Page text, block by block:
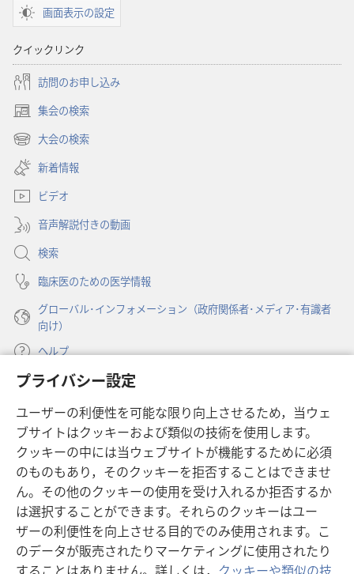
プライバシー設定
ユーザーの利便性を可能な限り向上させるため，当ウェ
ブサイトはクッキーおよび類似の技術を使用します。
クッキーの中には当ウェブサイトが機能するために必須
のものもあり，そのクッキーを拒否することはできませ
ん。その他のクッキーの使用を受け入れるか拒否するか
は選択することができます。それらのクッキーはユー
ザーの利便性を向上させる目的でのみ使用されます。こ
のデータが販売されたりマーケティングに使用されたり
することはありません。詳しくは， クッキーや類似の技
画面表示の設定
クイックリンク
訪問のお申し込み
集会の検索
（新
し
タ
で
開
く）
大会の検索
（新
し
い
タ
ブ
で
開
く）
新着情報
ビデオ
音声解説付きの動画
検索
臨床医のための医学情報
グローバル･インフォメーション（政府関係者･メディア･有識者
向け）
ヘルプ
寄付
し
い
タ
ブ
で
開
く）
ものみの塔 オンライン・ライブラリー
（新
し
い
タ
ブ
で
開
く）
JW Hub ®
（新
し
い
タ
ブ
で
JW Library
Watchtower Library®